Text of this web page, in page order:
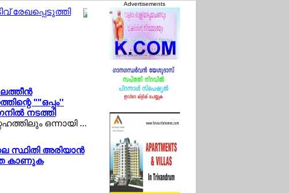
രേഖപ്പെടുത്തി ജര്‍മ്മനിയെ ഞെട്ടിച്ച് വീണ്ടും സര്‍വേ ഫലം;
ലത്തീന്‍
""ഒപ്പം''
നടത്തി
ഒന്നായി ...
സ്ഥിതി അരിയാന്‍
കാണുക
Advertisements